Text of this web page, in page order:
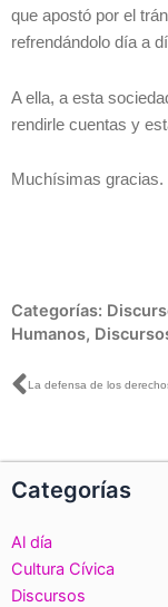
que apostó por el
refrendándolo día a
A ella, a esta
rendirle cuentas y
Muchísimas gracias.
Categorías:
Humanos,
Ant
Categorías
Al día
Cultura Cívica
Discursos